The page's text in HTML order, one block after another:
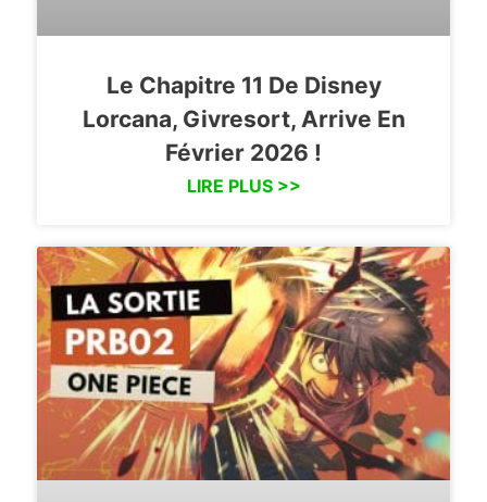
Le Chapitre 11 De Disney
Lorcana, Givresort, Arrive En
Février 2026 !
LIRE PLUS >>